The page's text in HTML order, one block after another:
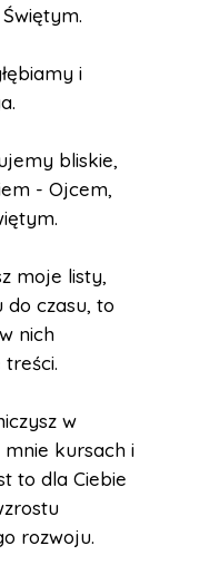
i
bliskie,
- Ojcem,
moje listy,
do czasu, to
nich
w
kursach i
to dla Ciebie
rozwoju.